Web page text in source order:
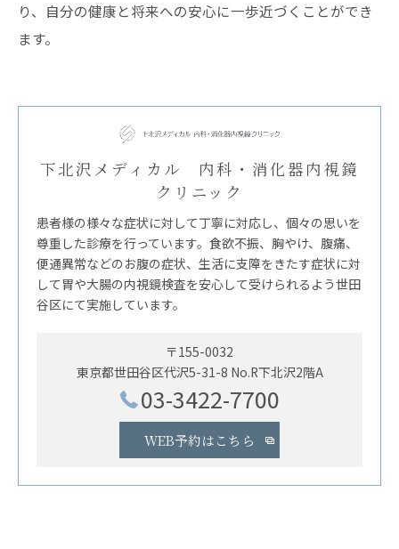
り、自分の健康と将来への安心に一歩近づくことができ
ます。
下北沢メディカル 内科・消化器内視鏡
クリニック
患者様の様々な症状に対して丁寧に対応し、個々の思いを
尊重した診療を行っています。食欲不振、胸やけ、腹痛、
便通異常などのお腹の症状、生活に支障をきたす症状に対
して胃や大腸の内視鏡検査を安心して受けられるよう世田
谷区にて実施しています。
〒155-0032
東京都世田谷区代沢5-31-8 No.R下北沢2階A
03-3422-7700
WEB予約はこちら